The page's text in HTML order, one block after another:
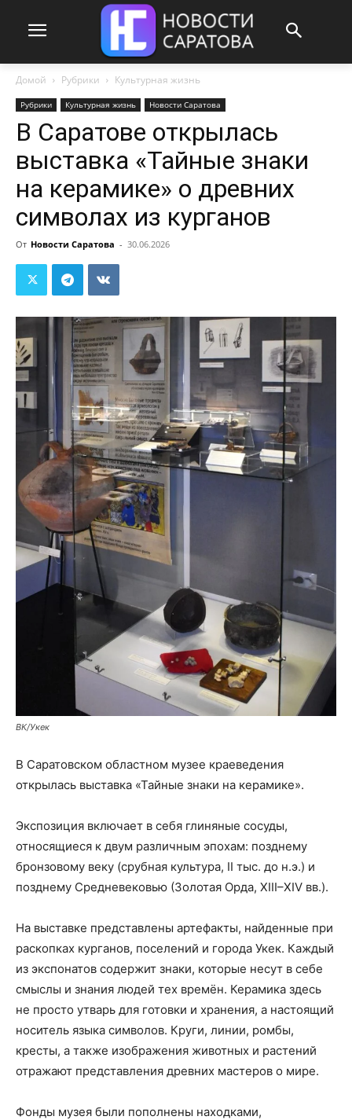
Домой Рубрики Культурная жизнь
Рубрики Культурная жизнь Новости Саратова
В Саратове открылась
выставка «Тайные знаки
на керамике» о древних
символах из курганов
От Новости Саратова - 30.06.2026
ВК/Укек
В Саратовском областном музее краеведения
открылась выставка «Тайные знаки на керамике».
Экспозиция включает в себя глиняные сосуды,
относящиеся к двум различным эпохам: позднему
бронзовому веку (срубная культура, II тыс. до н.э.) и
позднему Средневековью (Золотая Орда, XIII–XIV вв.).
На выставке представлены артефакты, найденные при
раскопках курганов, поселений и города Укек. Каждый
из экспонатов содержит знаки, которые несут в себе
смыслы и знания людей тех времён. Керамика здесь
не просто утварь для готовки и хранения, а настоящий
носитель языка символов. Круги, линии, ромбы,
кресты, а также изображения животных и растений
отражают представления древних мастеров о мире.
Фонды музея были пополнены находками,